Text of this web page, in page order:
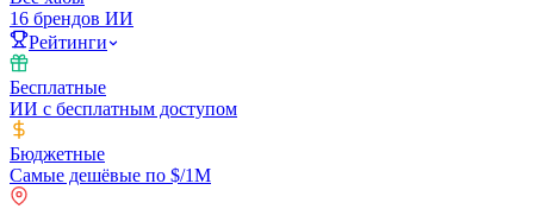
16 брендов ИИ
Рейтинги
Бесплатные
ИИ с бесплатным доступом
Бюджетные
Самые дешёвые по $/1M